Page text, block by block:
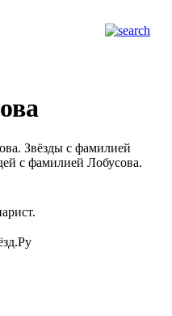
Звёзды с фамилией
с фамилией Лобусова.